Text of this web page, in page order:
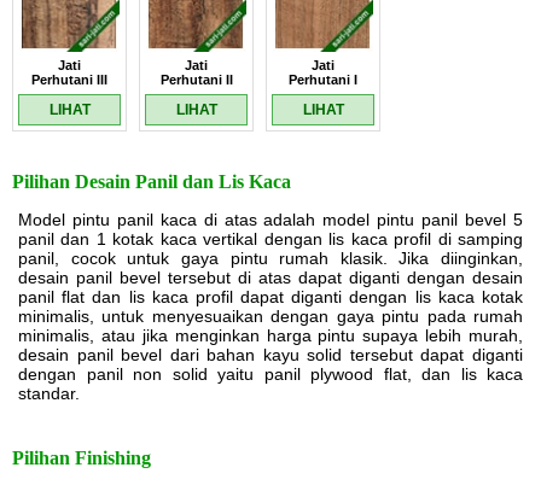
Jati
Perhutani III
LIHAT
Jati
Perhutani II
LIHAT
Jati
Perhutani I
LIHAT
Pilihan Desain Panil dan Lis Kaca
Model pintu panil kaca di atas adalah model pintu panil bevel 5
panil dan 1 kotak kaca vertikal dengan lis kaca profil di samping
panil, cocok untuk gaya pintu rumah klasik. Jika diinginkan,
desain panil bevel tersebut di atas dapat diganti dengan desain
panil flat dan lis kaca profil dapat diganti dengan lis kaca kotak
minimalis, untuk menyesuaikan dengan gaya pintu pada rumah
minimalis, atau jika menginkan harga pintu supaya lebih murah,
desain panil bevel dari bahan kayu solid tersebut dapat diganti
dengan panil non solid yaitu panil plywood flat, dan lis kaca
standar.
Pilihan Finishing